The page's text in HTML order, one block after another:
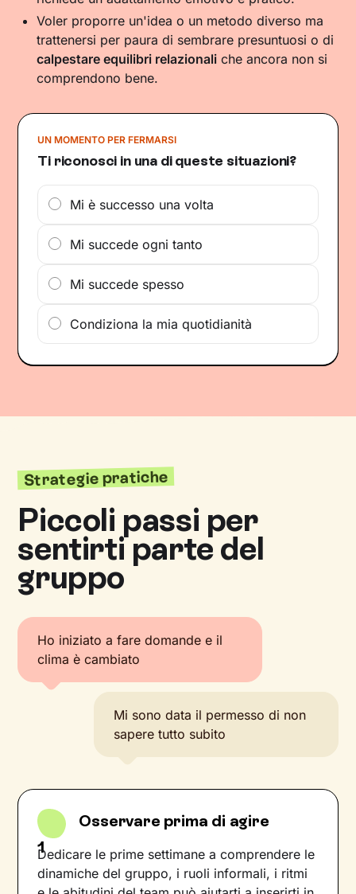
Voler proporre un'idea o un metodo diverso ma
trattenersi per paura di sembrare presuntuosi o di
calpestare equilibri relazionali che ancora non si
comprendono bene.
UN MOMENTO PER FERMARSI
Ti riconosci in una di queste situazioni?
Mi è successo una volta
Mi succede ogni tanto
Mi succede spesso
Condiziona la mia quotidianità
Strategie pratiche
Piccoli passi per
sentirti parte del
gruppo
Ho iniziato a fare domande e il
clima è cambiato
Mi sono data il permesso di non
sapere tutto subito
1
Osservare prima di agire
Dedicare le prime settimane a comprendere le
dinamiche del gruppo, i ruoli informali, i ritmi